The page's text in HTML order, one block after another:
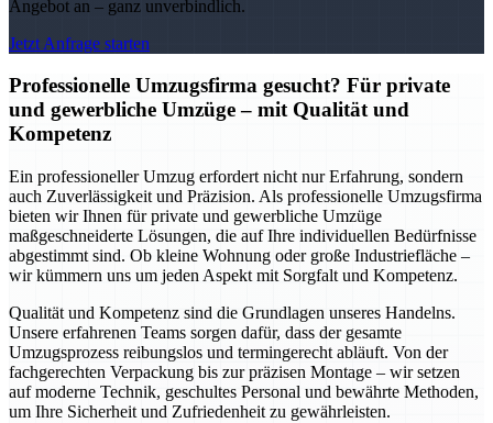
Angebot an – ganz unverbindlich.
Jetzt Anfrage starten
Professionelle Umzugsfirma gesucht? Für private
und gewerbliche Umzüge – mit Qualität und
Kompetenz
Ein professioneller Umzug erfordert nicht nur Erfahrung, sondern
auch Zuverlässigkeit und Präzision. Als professionelle Umzugsfirma
bieten wir Ihnen für private und gewerbliche Umzüge
maßgeschneiderte Lösungen, die auf Ihre individuellen Bedürfnisse
abgestimmt sind. Ob kleine Wohnung oder große Industriefläche –
wir kümmern uns um jeden Aspekt mit Sorgfalt und Kompetenz.
Qualität und Kompetenz sind die Grundlagen unseres Handelns.
Unsere erfahrenen Teams sorgen dafür, dass der gesamte
Umzugsprozess reibungslos und termingerecht abläuft. Von der
fachgerechten Verpackung bis zur präzisen Montage – wir setzen
auf moderne Technik, geschultes Personal und bewährte Methoden,
um Ihre Sicherheit und Zufriedenheit zu gewährleisten.